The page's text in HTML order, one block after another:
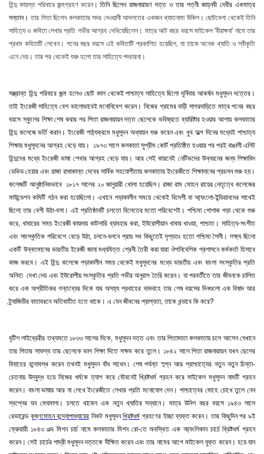
হিন্দু কায়স্ত পরিবারে জন্মগ্রহণ করেন। তিনি ছিলেন রাজনারায়ণ দত্ত ও তার পত্নী জাহ্নবী দেবীর একমাত্র
সন্তান। তার পিতা ছিলেন কলকাতার সদর দেওয়ানী আদলতের একজন খ্যাতনামা উকিল। ছোটবেলা থেকেই তিনি
সাহিত্য ও কবিতা লেখার প্রতি গভীর আগ্রহ দেখিয়েছিলেন। মাত্র আট বছর বয়সে মাইকেল 'বীরাঙ্গনা' নামে তার
প্রথম কবিতাটি লেখেন। পনের বছর বয়সে এই কবিতাটি প্রকাশিত হয়েছিল, যা তাকে অনেক খ্যাতি ও স্বীকৃতি
এনে দেয়। তার পর থেকেই শুরু হলো তার সাহিত্যে পদচারনা।
সম্ভ্রান্ত হিন্দু পরিবারে জন্ম হলেও ছোট কাল থেকেই পাশ্চাত্য সাহিত্যে ছিলো দূর্নিবার আকর্ষন মধুসূদন দত্তের।
তাই ইংরেজী সাহিত্যে বেশ ভালোভাবেই মনোনিবেশ করেন। নিজের গ্রামের বাড়ী সাগরদাড়িতে মাত্র পনের বছর
বয়সে স্কুলের শিক্ষা শেষ করার পর পিতা রাজনারায়ন দত্ত ছেলেকে ভবিষ্যতে ব্যারিষ্টার হওয়ার আশায় কলকাতার
হিন্দু কলেজে ভর্তি করান। ইংরেজী পাঠ্যক্রমে মধুসূদন অধ্যায়ন শুরু করেন এবং খুব অল্প দিনের মধ্যেই পাশ্চাত্য
শিক্ষায় মধুসূদনের আগ্রহ বেড়ে যায়। ১৯৭৩ সালে কলকাতা সুপ্রীম কোর্ট প্রতিষ্ঠিত হওয়ার পর পরই বাঙালী এলিট
হিন্দুদের মধ্যে ইংরেজী ভাষা শেখার আগ্রহ বেড়ে যায়। আর সেই কারনেই নেটিভদের উন্নয়নের জন্য শিক্ষাবিদ
ডেভিড হেয়ার এবং রাজা রাধাকান্ত দেবের সার্বিক সহযোগীতায় কলকাতায় ইংরেজীতে শিক্ষাদানের প্রচলন শুরু হয়।
কলেজটি আনুষ্ঠানিকভাবে ১৮১৭ সালের ২০ জানুয়ারী খোলা হয়েছিল। রাজা রাম মোহন রায়ের নেতৃত্বে কলেজের
ফাউন্ডেশন কমিটি গঠন করা হয়েছিলো। এখানে পড়াকালীন সময়ে থেকেই বিদেশী বা আ্যংলো-ইন্ডিয়ানদের সাথেই
ছিলো তার বেশী উঠা-বসা। এই প্রতিষ্ঠানটি চলতো বিলেতের মতো পরিবেশেই। পশ্চিমা পোশাক পড়া থেকে শুরু
করে, খাবারের সময় ইংরেজী কায়দায় কাটলারি ব্যাবহার করা, ইউরোপীয়ান খাবার খাওয়া, পাশ্চাত। সাহিত্য-সংগীত
এবং সাংস্কৃতিক পরিবেশে বেড়ে উঠা, চলনে-বলনে প্রায় সব কিছুতেই দৃশ্যতঃ হতো পশ্চিমা শৈলী। লক্ষ্য ছিলো
একটি উন্নতমানের ভারতীয় ইরেজী জানা মধ্যবিত্ত শ্রেনী তৈরী করা যারা ঔপনিবেশিক প্রশাসনে কর্মকর্তা হিসাবে
কাজ করবে। এই হিন্দু কলেজে পড়াকালীন সময় থেকেই মধুসূদনের মধ্যে ভারতীয় এবং বাংলা সংস্কৃতির প্রতি
অনিহা দেখা দেয় এবং ইউরোপীয় সংস্কৃতির প্রতি গভীর অনুরাগ তৈরি করেন। যা পরবর্তীতে তার জীবনকে চালিত
করে এক অপ্রীতিকর গন্তব্যের দিকে যার অসহ্য প্রবাহের দাবদাহে তার শেষ বয়সের দিনগুলো এক বিষাদ আর
ট্র্যাজিডীর বাতাবরনে অতিবাহীত হতে থাকে। এ যেন জীবনের প্রাপ্যতা, তাকে খন্ডাবে কি করে?
বৃটিশ লাইব্রেরীর তথ্যমতে ১৮৩৩ সালের দিকে, মধুসূদন দত্ত এবং তার পিতামাতা কলকাতায় চলে আসেন যেখানে
তার পিতার সাফল্য তার ছেলেকে ভাল শিক্ষা দিতে সক্ষম করে তুলে। ১৮৪২ সালে পিতা রাজনারায়ন যখন ছেলের
বিবাহের বন্দোবস্থ করেন তখনই মধুসূদন বাঁধ সাধেন। শেষ পর্যন্ত স্ব্প্ন আর প্রাশ্চাত্যের নতুন নতুন চিন্তা-
চেতনায় উদ্বুদ্ধ হয়ে নিজের ধর্মকে ত্যাগ করে যৌবনেই খ্রিষ্টধর্ম গ্রহন করে মাইকেল মধুসূদন নামটি গ্রহন
করেন। বাংলা ভাষায় আর না লেখে ইংরেজীতে লেখার প্রতি মনোযোগ দেন। পাশ্চাত্বের মোহে চোখে তুলে নেন
স্বপ্নের ঘন মেঘমালা। চলতে থাকেন এক নতুন খ্যাতির সন্ধানে। মাত্র উনিশ বছর বয়সে ১৯৪৩ সালে
রেভারেন্ডকৃষ্ণমোহন বন্দ্যোপাধ্যায়ের নিকট মধুসূদনখ্রিষ্টধর্ম গ্রহণের ইচ্ছা ব্যক্ত করেন। তার কিছুদিন পর ৯ই
ফে্রুয়ারী ১৮৪৩ ওল্ড মিশন চার্চ নামে কলকাতার মিশন রো-তে অবস্থিত এক আ্যংলিকান চার্চে খ্রিষ্টধর্ম গ্রহন
করেন। সেই চার্চের পাদ্রী মধুসূদন দত্তকে দীক্ষিত করেন এবং তার নামের আগে মাইকেল যুক্ত করেন। হয়ে যান